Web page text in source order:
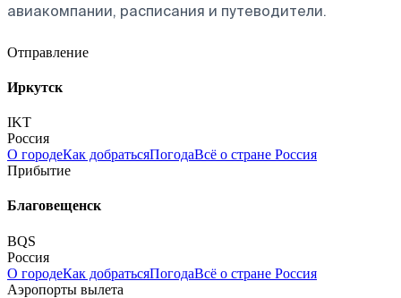
авиакомпании, расписания и путеводители.
Отправление
Иркутск
IKT
Россия
О городеКак добратьсяПогодаВсё о стране Россия
Прибытие
Благовещенск
BQS
Россия
О городеКак добратьсяПогодаВсё о стране Россия
Аэропорты вылета